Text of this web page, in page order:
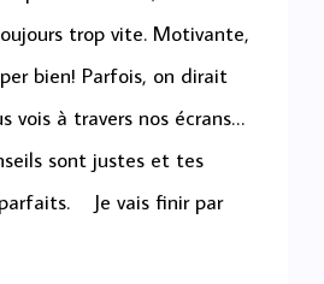
trop vite. Motivante,
bien! Parfois, on dirait
vois à travers nos écrans…
sont justes et tes
Je vais finir par